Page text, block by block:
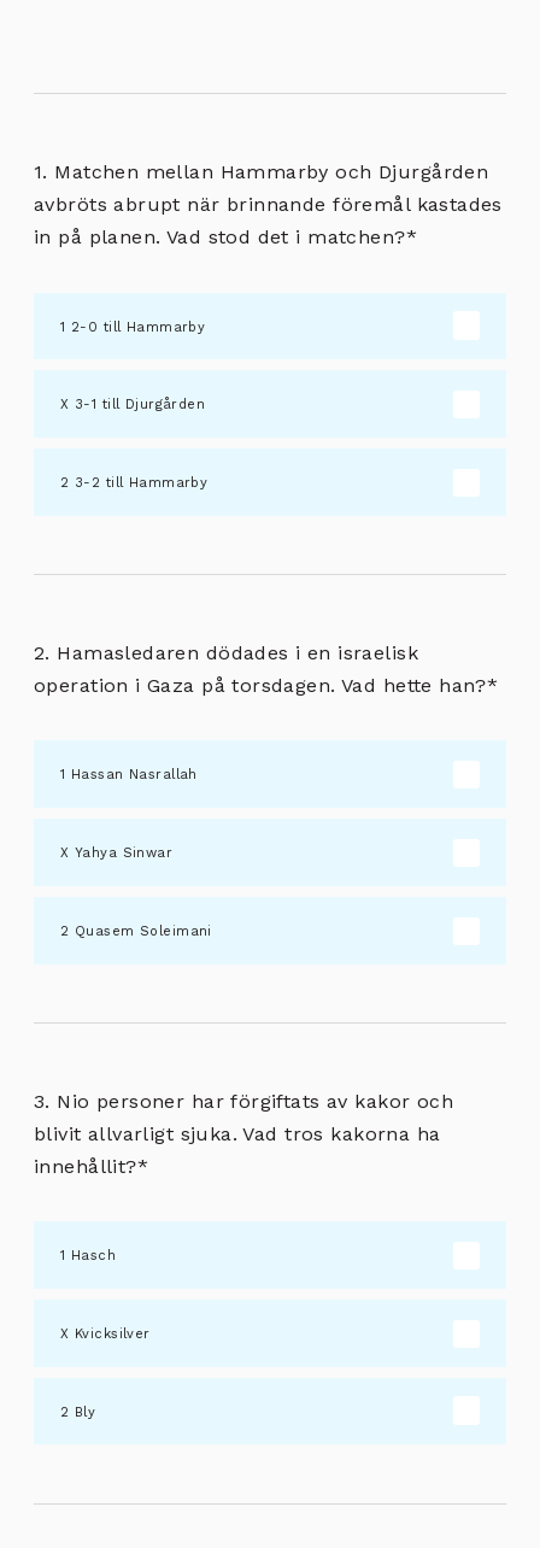
1. Matchen mellan Hammarby och Djurgården
avbröts abrupt när brinnande föremål kastades
in på planen. Vad stod det i matchen?*
2-0 till Hammarby
3-1 till Djurgården
3-2 till Hammarby
2. Hamasledaren dödades i en israelisk
operation i Gaza på torsdagen. Vad hette han?*
Hassan Nasrallah
Yahya Sinwar
Quasem Soleimani
3. Nio personer har förgiftats av kakor och
blivit allvarligt sjuka. Vad tros kakorna ha
innehållit?*
Hasch
Kvicksilver
Bly